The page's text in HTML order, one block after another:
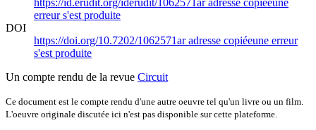
erreur s'est produite
DOI
https://doi.org/10.7202/1062571aradresse copiéeune erreur
s'est produite
Un compte rendu de la revue Circuit
Ce document est le compte rendu d'une autre oeuvre tel qu'un livre ou un film.
L'oeuvre originale discutée ici n'est pas disponible sur cette plateforme.